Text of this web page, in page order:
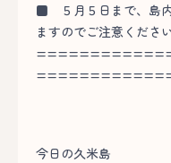
■ ５月５日まで、島
ますのでご注意ください
今日の久米島